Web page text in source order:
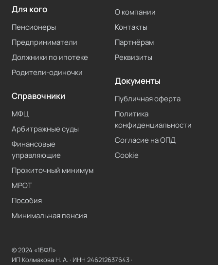
Для кого
Пенсионеры
Предприниматели
Должники по ипотеке
Родители-одиночки
Справочники
МФЦ
Арбитражные суды
Финансовые
управляющие
Прожиточный минимум
МРОТ
Пособия
Минимальная пенсия
О компании
Контакты
Партнёрам
Реквизиты
Документы
Публичная оферта
Политика
конфиденциальности
Согласие на ОПД
Cookie
© 2024 «1БФЛ»
ИП Колмакова Н. А. · ИНН 246212637643 ·